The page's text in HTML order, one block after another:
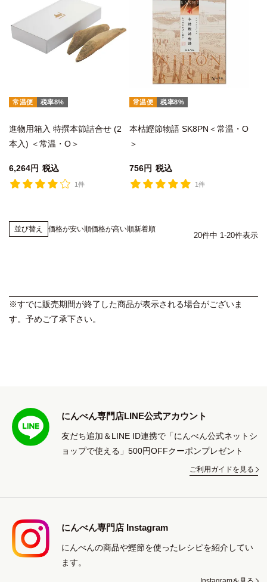
常温便 税率8%
進物用箱入 特撰本節詰合せ (2
本入) ＜常温・O＞
6,264 税込
1件
常温便 税率8%
本枯鰹節物語 SK8PN＜常温・O
＞
756 税込
1件
並び替え 価格が安い順価格が高い順新着順
20件中 1 -20件表示
※すでに販売期間が終了した商品が表示される場合がございま
す。予めご了承下さい。
にんべん専門店LINE公式アカウント
友だち追加＆LINE ID連携で「にんべん公式ネットシ
ョップで使える」500円OFFクーポンプレゼント
ご利用ガイドを見る
にんべん専門店 Instagram
にんべんの商品や鰹節を使ったレシピを紹介してい
ます。